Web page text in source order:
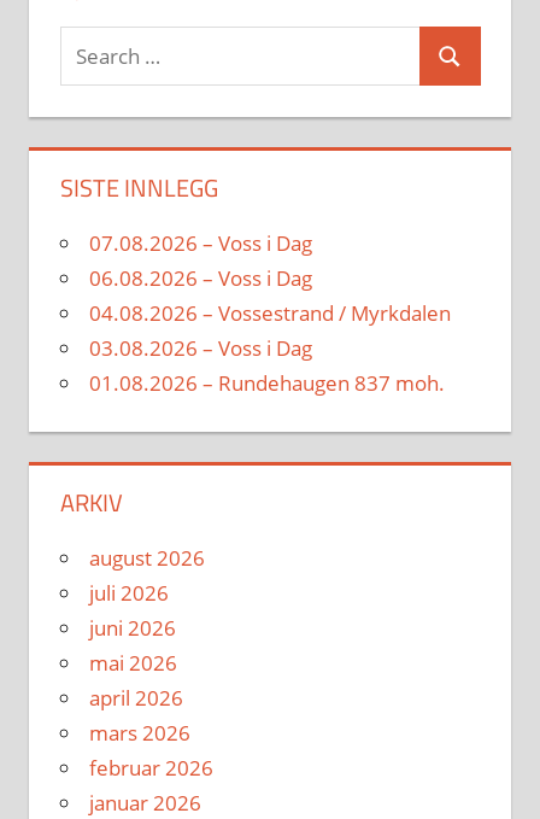
Search
for:
Search
SISTE INNLEGG
07.08.2026 – Voss i Dag
06.08.2026 – Voss i Dag
04.08.2026 – Vossestrand / Myrkdalen
03.08.2026 – Voss i Dag
01.08.2026 – Rundehaugen 837 moh.
ARKIV
august 2026
juli 2026
juni 2026
mai 2026
april 2026
mars 2026
februar 2026
januar 2026